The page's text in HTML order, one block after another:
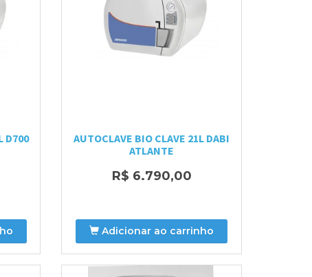
D700
AUTOCLAVE BIO CLAVE 21L DABI
ATLANTE
R$ 6.790,00
Adicionar ao carrinho